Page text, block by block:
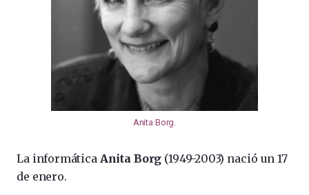
Anita Borg.
La informática Anita Borg (1949-2003) nació un 17
de enero.